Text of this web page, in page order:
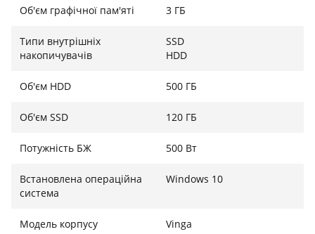
Об'єм графічної пам'яті 3 ГБ
Типи внутрішніх
накопичувачів
SSD
HDD
Об'єм HDD 500 ГБ
Об'єм SSD 120 ГБ
Потужність БЖ 500 Вт
Встановлена операційна
система
Windows 10
Модель корпусу Vinga